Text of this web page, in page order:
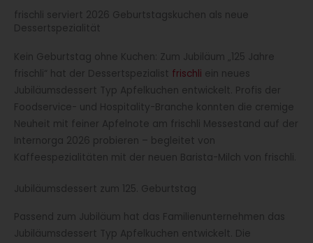
frischli serviert 2026 Geburtstagskuchen als neue
Dessertspezialität
Kein Geburtstag ohne Kuchen: Zum Jubiläum „125 Jahre
frischli“ hat der Dessertspezialist frischli ein neues
Jubiläumsdessert Typ Apfelkuchen entwickelt. Profis der
Foodservice- und Hospitality-Branche konnten die cremige
Neuheit mit feiner Apfelnote am frischli Messestand auf der
Internorga 2026 probieren – begleitet von
Kaffeespezialitäten mit der neuen Barista-Milch von frischli.
Jubiläumsdessert zum 125. Geburtstag
Passend zum Jubiläum hat das Familienunternehmen das
Jubiläumsdessert Typ Apfelkuchen entwickelt. Die